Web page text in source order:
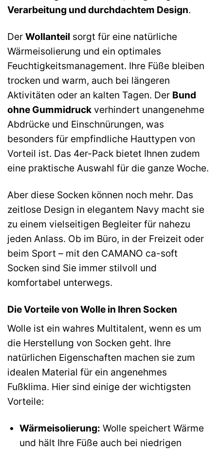
Verarbeitung und durchdachtem Design.
Der Wollanteil sorgt für eine natürliche
Wärmeisolierung und ein optimales
Feuchtigkeitsmanagement. Ihre Füße bleiben
trocken und warm, auch bei längeren
Aktivitäten oder an kalten Tagen. Der Bund
ohne Gummidruck verhindert unangenehme
Abdrücke und Einschnürungen, was
besonders für empfindliche Hauttypen von
Vorteil ist. Das 4er-Pack bietet Ihnen zudem
eine praktische Auswahl für die ganze Woche.
Aber diese Socken können noch mehr. Das
zeitlose Design in elegantem Navy macht sie
zu einem vielseitigen Begleiter für nahezu
jeden Anlass. Ob im Büro, in der Freizeit oder
beim Sport – mit den CAMANO ca-soft
Socken sind Sie immer stilvoll und
komfortabel unterwegs.
Die Vorteile von Wolle in Ihren Socken
Wolle ist ein wahres Multitalent, wenn es um
die Herstellung von Socken geht. Ihre
natürlichen Eigenschaften machen sie zum
idealen Material für ein angenehmes
Fußklima. Hier sind einige der wichtigsten
Vorteile:
Wärmeisolierung: Wolle speichert Wärme
und hält Ihre Füße auch bei niedrigen